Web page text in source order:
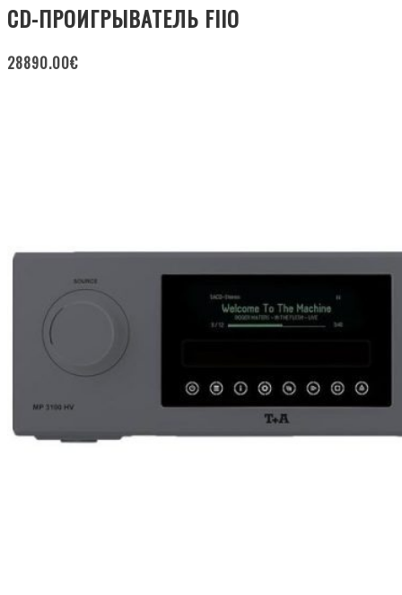
CD-ПРОИГРЫВАТЕЛЬ FIIO
28890.00€